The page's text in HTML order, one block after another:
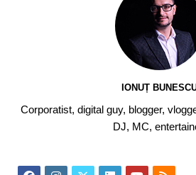
IONUȚ
Corporatist, digital guy, blogger,
DJ, MC,